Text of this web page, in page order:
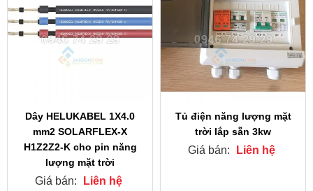
Dây HELUKABEL 1X4.0
mm2 SOLARFLEX-X
H1Z2Z2-K cho pin năng
lượng mặt trời
Giá bán: Liên hệ
Tủ điện năng lượng mặt
trời lắp sẵn 3kw
Giá bán: Liên hệ